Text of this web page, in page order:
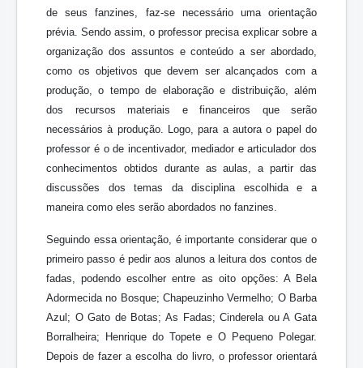
de seus fanzines, faz-se necessário uma orientação
prévia. Sendo assim, o professor precisa explicar sobre a
organização dos assuntos e conteúdo a ser abordado,
como os objetivos que devem ser alcançados com a
produção, o tempo de elaboração e distribuição, além
dos recursos materiais e financeiros que serão
necessários à produção. Logo, para a autora o papel do
professor é o de incentivador, mediador e articulador dos
conhecimentos obtidos durante as aulas, a partir das
discussões dos temas da disciplina escolhida e a
maneira como eles serão abordados no fanzines.
Seguindo essa orientação, é importante considerar que o
primeiro passo é pedir aos alunos a leitura dos contos de
fadas, podendo escolher entre as oito opções: A Bela
Adormecida no Bosque; Chapeuzinho Vermelho; O Barba
Azul; O Gato de Botas; As Fadas; Cinderela ou A Gata
Borralheira; Henrique do Topete e O Pequeno Polegar.
Depois de fazer a escolha do livro, o professor orientará